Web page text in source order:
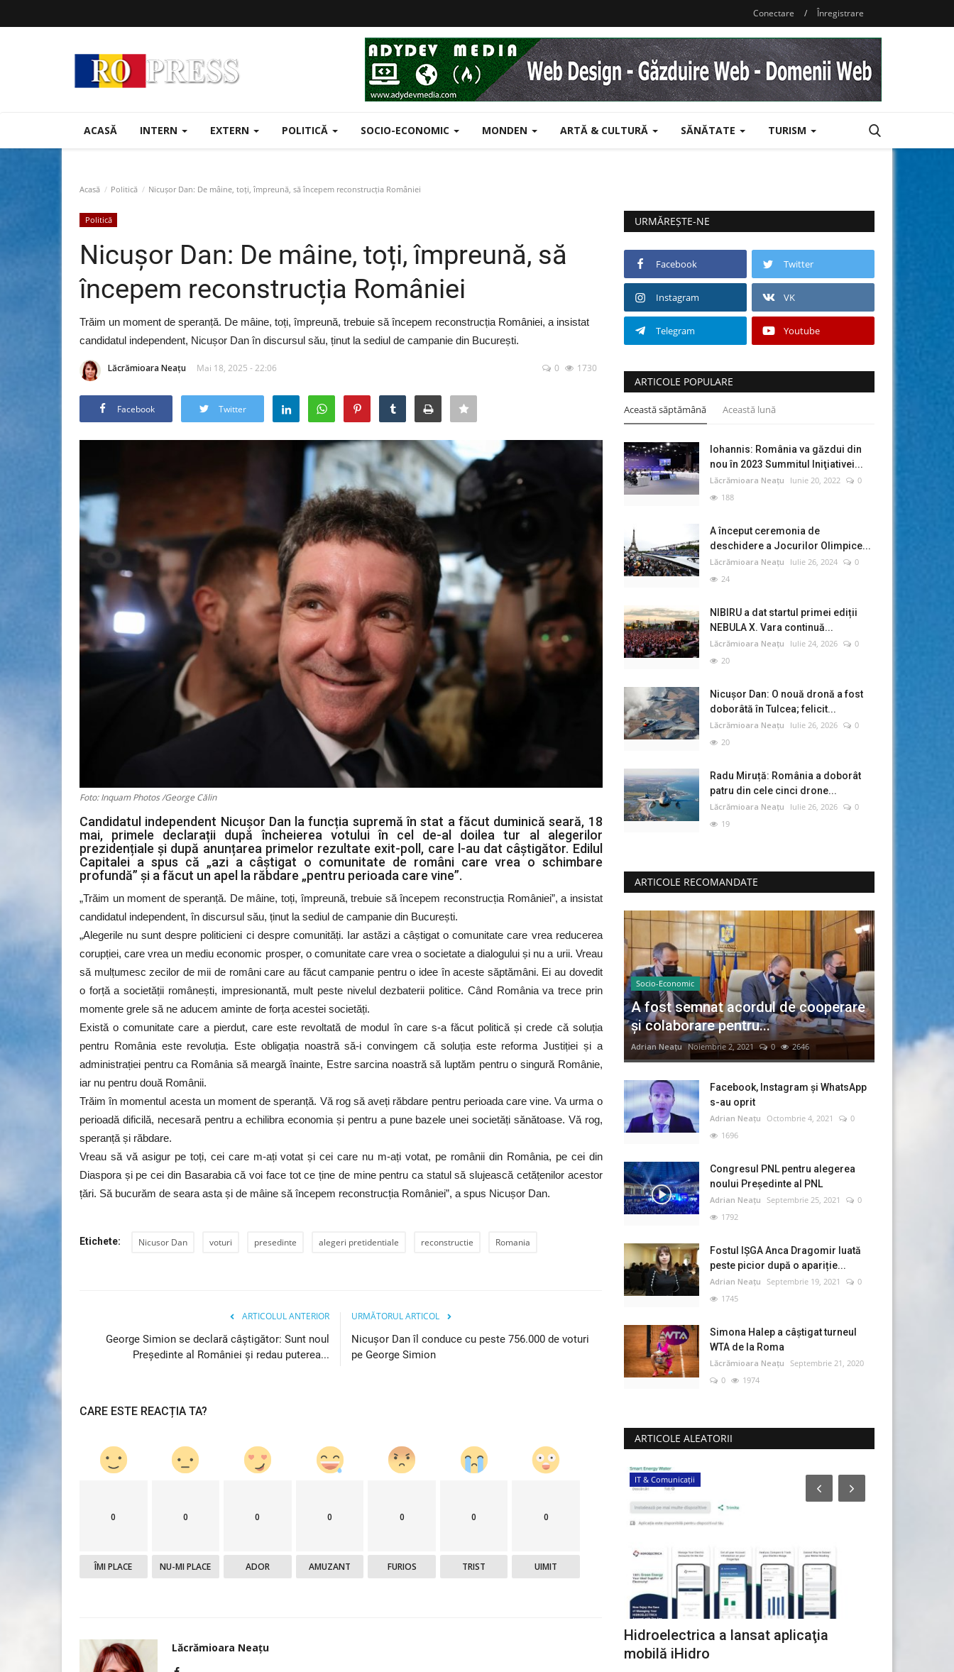
Conectare / Înregistrare
ACASĂ INTERN EXTERN POLITICĂ SOCIO-ECONOMIC MONDEN ARTĂ & CULTURĂ SĂNĂTATE TURISM
Acasă Politică Nicușor Dan: De mâine, toți, împreună, să începem reconstrucția României
Politică
Nicușor Dan: De mâine, toți, împreună, să
începem reconstrucția României
Trăim un moment de speranță. De mâine, toți, împreună, trebuie să începem reconstrucția României, a insistat
candidatul independent, Nicușor Dan în discursul său, ținut la sediul de campanie din București.
Lăcrămioara Neațu Mai 18, 2025 - 22:06 0 1730
Facebook Twitter
Foto: Inquam Photos /George Călin
Candidatul independent Nicușor Dan la funcția supremă în stat a făcut duminică seară, 18
mai, primele declarații după încheierea votului în cel de-al doilea tur al alegerilor
prezidențiale și după anunțarea primelor rezultate exit-poll, care l-au dat câștigător. Edilul
Capitalei a spus că „azi a câștigat o comunitate de români care vrea o schimbare
profundă” și a făcut un apel la răbdare „pentru perioada care vine”.
„Trăim un moment de speranță. De mâine, toți, împreună, trebuie să începem reconstrucția României”, a insistat
candidatul independent, în discursul său, ținut la sediul de campanie din București.
„Alegerile nu sunt despre politicieni ci despre comunități. Iar astăzi a câștigat o comunitate care vrea reducerea
corupției, care vrea un mediu economic prosper, o comunitate care vrea o societate a dialogului și nu a urii. Vreau
să mulțumesc zecilor de mii de români care au făcut campanie pentru o idee în aceste săptămâni. Ei au dovedit
o forță a societății românești, impresionantă, mult peste nivelul dezbaterii politice. Când România va trece prin
momente grele să ne aducem aminte de forța acestei societăți.
Există o comunitate care a pierdut, care este revoltată de modul în care s-a făcut politică și crede că soluția
pentru România este revoluția. Este obligația noastră să-i convingem că soluția este reforma Justiției și a
administrației pentru ca România să meargă înainte, Estre sarcina noastră să luptăm pentru o singură Românie,
iar nu pentru două Românii.
Trăim în momentul acesta un moment de speranță. Vă rog să aveți răbdare pentru perioada care vine. Va urma o
perioadă dificilă, necesară pentru a echilibra economia și pentru a pune bazele unei societăți sănătoase. Vă rog,
speranță și răbdare.
Vreau să vă asigur pe toți, cei care m-ați votat și cei care nu m-ați votat, pe românii din România, pe cei din
Diaspora și pe cei din Basarabia că voi face tot ce ține de mine pentru ca statul să slujească cetățenilor acestor
țări. Să bucurăm de seara asta și de mâine să începem reconstrucția României”, a spus Nicușor Dan.
Etichete: Nicusor Dan voturi presedinte alegeri pretidentiale reconstructie Romania
ARTICOLUL ANTERIOR
George Simion se declară câștigător: Sunt noul
Președinte al României și redau puterea...
URMĂTORUL ARTICOL
Nicușor Dan îl conduce cu peste 756.000 de voturi
pe George Simion
CARE ESTE REACȚIA TA?
0
ÎMI PLACE
0
NU-MI PLACE
0
ADOR
0
AMUZANT
0
FURIOS
0
TRIST
0
UIMIT
Lăcrămioara Neațu
URMĂREȘTE-NE
Facebook Twitter
Instagram VK
Telegram Youtube
ARTICOLE POPULARE
Această săptămână Această lună
Iohannis: România va găzdui din
nou în 2023 Summitul Iniţiativei...
Lăcrămioara Neațu Iunie 20, 2022
0
188
A început ceremonia de
deschidere a Jocurilor Olimpice...
Lăcrămioara Neațu Iulie 26, 2024
0
24
NIBIRU a dat startul primei ediții
NEBULA X. Vara continuă...
Lăcrămioara Neațu Iulie 24, 2026
0
20
Nicușor Dan: O nouă dronă a fost
doborâtă în Tulcea; felicit...
Lăcrămioara Neațu Iulie 26, 2026
0
20
Radu Miruță: România a doborât
patru din cele cinci drone...
Lăcrămioara Neațu Iulie 26, 2026
0
19
ARTICOLE RECOMANDATE
Socio-Economic
A fost semnat acordul de cooperare
și colaborare pentru...
Adrian Neațu Noiembrie 2, 2021 0 2646
Facebook, Instagram și WhatsApp
s-au oprit
Adrian Neațu Octombrie 4, 2021
0
1696
Congresul PNL pentru alegerea
noului Preşedinte al PNL
Adrian Neațu Septembrie 25, 2021
0
1792
Fostul IȘGA Anca Dragomir luată
peste picior după o apariție...
Adrian Neațu Septembrie 19, 2021
0
1745
Simona Halep a câştigat turneul
WTA de la Roma
Lăcrămioara Neațu Septembrie 21, 2020
0
1974
ARTICOLE ALEATORII
Aplicaţia de mesagerie Whatsapp,
nefuncţională
IT & Comunicații
Hidroelectrica a lansat aplicaţia
mobilă iHidro